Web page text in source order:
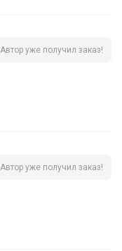
Автор уже получил заказ!
Автор уже получил заказ!